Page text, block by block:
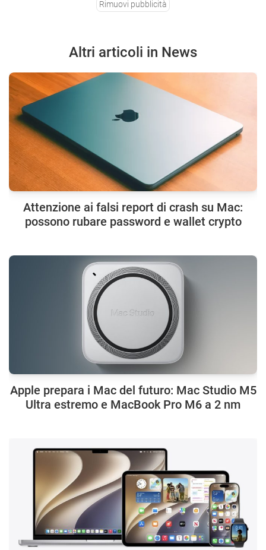
Rimuovi pubblicità
Altri articoli in News
Attenzione ai falsi report di crash su Mac:
possono rubare password e wallet crypto
Apple prepara i Mac del futuro: Mac Studio M5
Ultra estremo e MacBook Pro M6 a 2 nm